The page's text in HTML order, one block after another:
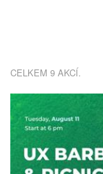
CELKEM 9 AKCÍ.